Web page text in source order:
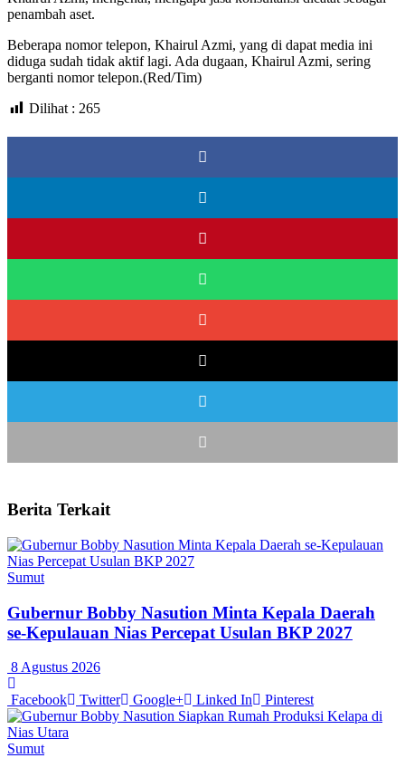
penambah aset.
Beberapa nomor telepon, Khairul Azmi, yang di dapat media ini
diduga sudah tidak aktif lagi. Ada dugaan, Khairul Azmi, sering
berganti nomor telepon.(Red/Tim)
Dilihat : 265
Berita Terkait
Sumut
Gubernur Bobby Nasution Minta Kepala Daerah
se-Kepulauan Nias Percepat Usulan BKP 2027
8 Agustus 2026
Facebook Twitter Google+ Linked In Pinterest
Sumut